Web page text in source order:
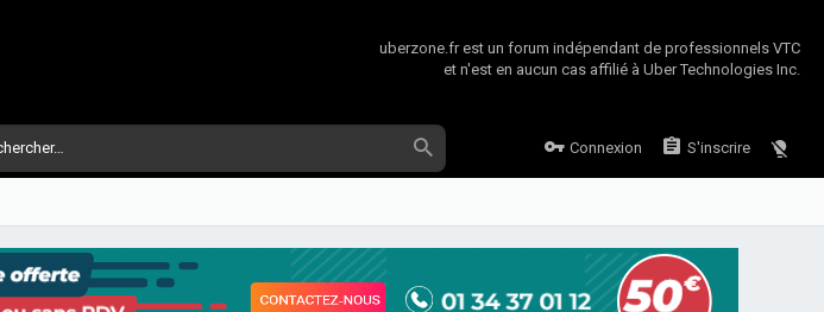
uberzone.fr est un forum indépendant de professionnels VTC
et n'est en aucun cas affilié à Uber Technologies Inc.
Connexion S'inscrire